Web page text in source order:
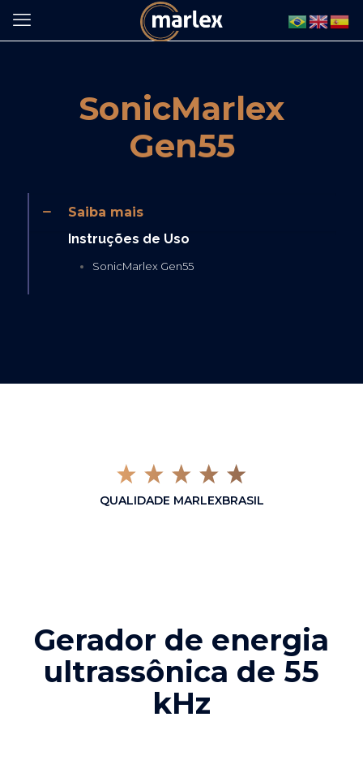
SonicMarlex
Gen55
Saiba mais
Instruções de Uso
SonicMarlex Gen55
QUALIDADE MARLEXBRASIL
Gerador de energia
ultrassônica de 55
kHz